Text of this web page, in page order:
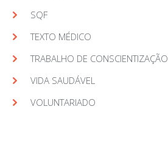
SQF
TEXTO MÉDICO
TRABALHO DE CONSCIENTIZAÇÃO
VIDA SAUDÁVEL
VOLUNTARIADO